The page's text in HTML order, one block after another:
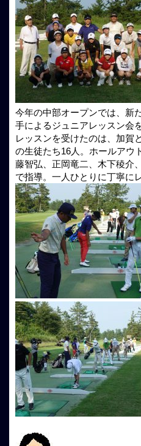
今年の中部オープンでは、新
手によるジュニアレッスン会
レッスンを受けたのは、加賀
の生徒たち16人。ホールアウ
藤智弘、正岡竜二、木下稜介
で指導。一人ひとりに丁寧に